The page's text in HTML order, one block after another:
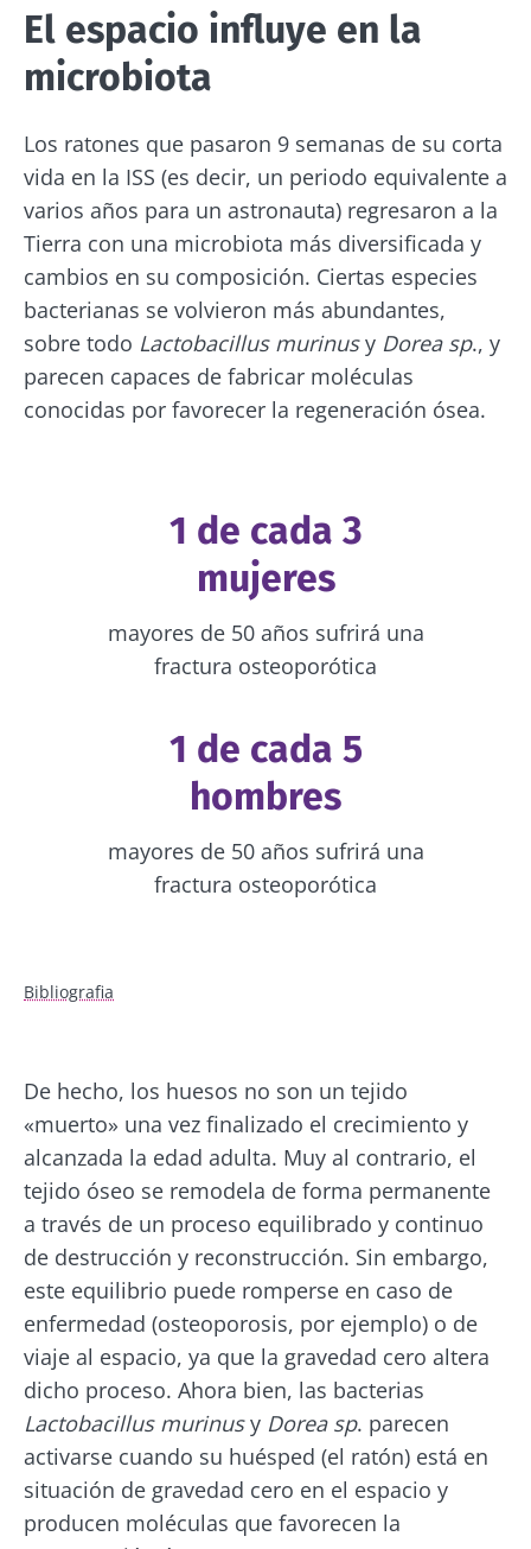
El espacio influye en la
microbiota
Los ratones que pasaron 9 semanas de su corta
vida en la ISS (es decir, un periodo equivalente a
varios años para un astronauta) regresaron a la
Tierra con una microbiota más diversificada y
cambios en su composición. Ciertas especies
bacterianas se volvieron más abundantes,
sobre todo Lactobacillus murinusy Dorea sp., y
parecen capaces de fabricar moléculas
conocidas por favorecer la regeneración ósea.
1 de cada 3
mujeres
mayores de 50 años sufrirá una
fractura osteoporótica
1 de cada 5
hombres
mayores de 50 años sufrirá una
fractura osteoporótica
Bibliografia
De hecho, los huesos no son un tejido
«muerto» una vez finalizado el crecimiento y
alcanzada la edad adulta. Muy al contrario, el
tejido óseo se remodela de forma permanente
a través de un proceso equilibrado y continuo
de destrucción y reconstrucción. Sin embargo,
este equilibrio puede romperse en caso de
enfermedad (osteoporosis, por ejemplo) o de
viaje al espacio, ya que la gravedad cero altera
dicho proceso. Ahora bien, las bacterias
Lactobacillus murinusy Dorea sp. parecen
activarse cuando su huésped (el ratón) está en
situación de gravedad cero en el espacio y
producen moléculas que favorecen la
Mantenerse informado
¡No se vaya tan rápido!
Únase a la comunidad de la microbiota y
reciba una vez al mes "The Essential" que le
permitirá mantenerse informado sobre la
microbiota